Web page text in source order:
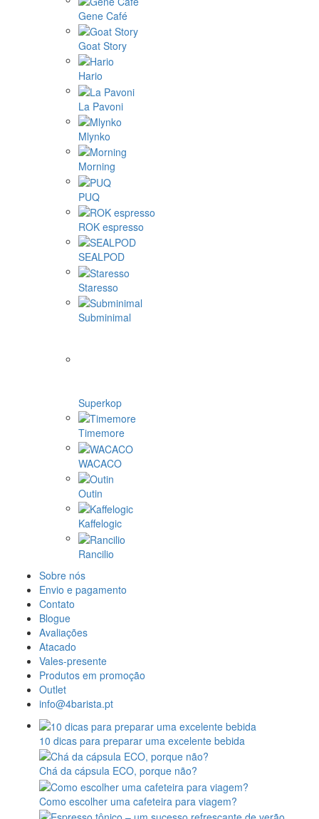
Gene Café
Goat Story
Hario
La Pavoni
Mlynko
Morning
PUQ
ROK espresso
SEALPOD
Staresso
Subminimal
Superkop
Timemore
WACACO
Outin
Kaffelogic
Rancilio
Sobre nós
Envio e pagamento
Contato
Blogue
Avaliações
Atacado
Vales-presente
Produtos em promoção
Outlet
info@4barista.pt
10 dicas para preparar uma excelente bebida
Chá da cápsula ECO, porque não?
Como escolher uma cafeteira para viagem?